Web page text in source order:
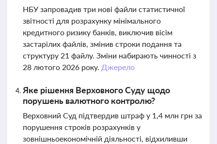
НБУ запровадив три нові файли статистичної
звітності для розрахунку мінімального
кредитного ризику банків, виключив вісім
застарілих файлів, змінив строки подання та
структуру 21 файлу. Зміни набирають чинності з
28 лютого 2026 року. Джерело
Яке рішення Верховного Суду щодо
порушень валютного контролю?
Верховний Суд підтвердив штраф у 1,4 млн грн за
порушення строків розрахунків у
зовнішньоекономічній діяльності, відхиливши